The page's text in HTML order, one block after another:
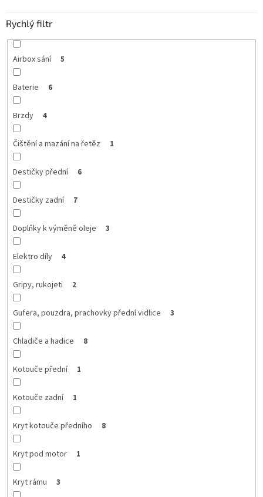
Rychlý filtr
Airbox sání 5
Baterie 6
Brzdy 4
Čištění a mazání na řetěz 1
Destičky přední 6
Destičky zadní 7
Doplňky k výměně oleje 3
Elektro díly 4
Gripy, rukojeti 2
Gufera, pouzdra, prachovky přední vidlice 3
Chladiče a hadice 8
Kotouče přední 1
Kotouče zadní 1
Kryt kotouče předního 8
Kryt pod motor 1
Kryt rámu 3